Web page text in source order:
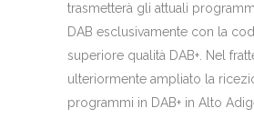
trasmetterà gli attuali
DAB esclusivamente con la
superiore qualità DAB+. Nel
ulteriormente ampliato la
programmi in DAB+ in Alto